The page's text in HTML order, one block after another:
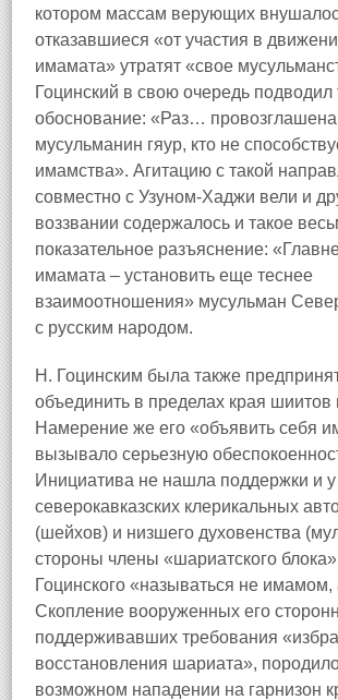
котором массам верующих
отказавшиеся «от участия в
имамата» утратят «свое
Гоцинский в свою очередь подводил
обоснование: «Раз… провозглашена
мусульманин гяур, кто не
имамства». Агитацию с такой
совместно с Узуном-Хаджи вели и
воззвании содержалось и такое
показательное разъяснение:
имамата – установить еще теснее
взаимоотношения» мусульман
с русским народом.
Н. Гоцинским была также
объединить в пределах края шиитов
Намерение же его «объявить себя
вызывало серьезную
Инициатива не нашла поддержки и у
северокавказских клерикальных
(шейхов) и низшего духовенства
стороны члены «шариатского
Гоцинского «называться не
Скопление вооруженных его
поддерживавших требования
восстановления шариата»,
возможном нападении на гарнизон